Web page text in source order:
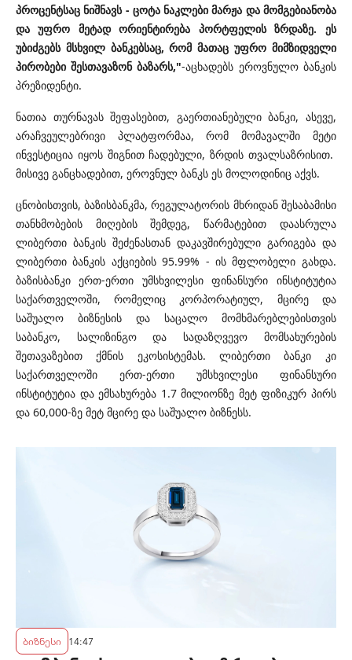
პროცენტსაც ნიშნავს - ცოტა ნაკლები მარჟა და მომგებიანობა
და უფრო მეტად ორიენტირება პორტფელის ზრდაზე. ეს
უბიძგებს მსხვილ ბანკებსაც, რომ მათაც უფრო მიმზიდველი
პირობები შესთავაზონ ბაზარს,"-აცხადებს ეროვნულო ბანკის
პრეზიდენტი.
ნათია თურნავას შეფასებით, გაერთიანებული ბანკი, ასევე,
არაჩვეულებრივი პლატფორმაა, რომ მომავალში მეტი
ინვესტიცია იყოს შიგნით ჩადებული, ზრდის თვალსაზრისით.
მისივე განცხადებით, ეროვნულ ბანკს ეს მოლოდინიც აქვს.
ცნობისთვის,ბაზისბანკმა, რეგულატორის მხრიდან შესაბამისი
თანხმობების მიღების შემდეგ, წარმატებით დაასრულა
ლიბერთი ბანკის შეძენასთან დაკავშირებული გარიგება და
ლიბერთი ბანკის აქციების 95.99% - ის მფლობელი გახდა.
ბაზისბანკი ერთ-ერთი უმსხვილესი ფინანსური ინსტიტუტია
საქართველოში, რომელიც კორპორატიულ, მცირე და
საშუალო ბიზნესის და საცალო მომხმარებლებისთვის
საბანკო, სალიზინგო და სადაზღვევო მომსახურების
შეთავაზებით ქმნის ეკოსისტემას. ლიბერთი ბანკი კი
საქართველოში ერთ-ერთი უმსხვილესი ფინანსური
ინსტიტუტია და ემსახურება 1.7 მილიონზე მეტ ფიზიკურ პირს
და 60,000-ზე მეტ მცირე და საშუალო ბიზნესს.
ბიზნესი 14:47